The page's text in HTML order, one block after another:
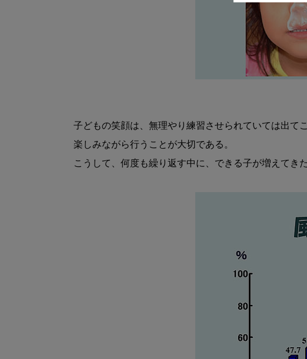
子どもの笑顔は、無理やり練習させられていては出てこ
楽しみながら行うことが大切である。
こうして、何度も繰り返す中に、できる子が増えてきた